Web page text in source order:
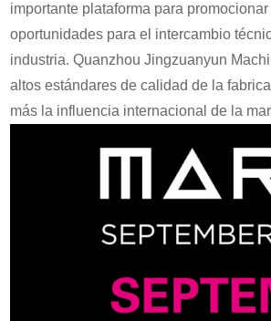
importante plataforma para
oportunidades para el intercambio
industria. Quanzhou Jingzuanyun
altos estándares de calidad de la
más la influencia internacional de la